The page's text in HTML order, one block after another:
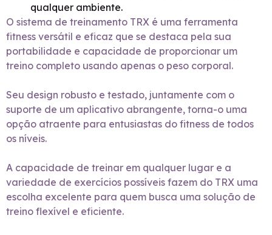
qualquer ambiente.
O sistema de treinamento TRX é uma ferramenta
fitness versátil e eficaz que se destaca pela sua
portabilidade e capacidade de proporcionar um
treino completo usando apenas o peso corporal.
Seu design robusto e testado, juntamente com o
suporte de um aplicativo abrangente, torna-o uma
opção atraente para entusiastas do fitness de todos
os níveis.
A capacidade de treinar em qualquer lugar e a
variedade de exercícios possíveis fazem do TRX uma
escolha excelente para quem busca uma solução de
treino flexível e eficiente.